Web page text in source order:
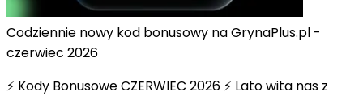
Codziennie nowy kod bonusowy na GrynaPlus.pl -
czerwiec 2026
⚡ Kody Bonusowe CZERWIEC 2026 ⚡ Lato wita nas z